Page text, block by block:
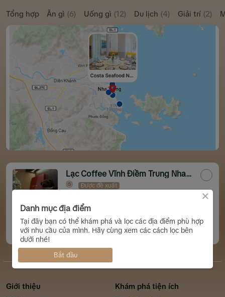
Tổng hợp Ăn gì (6) Uống gì (12) Du lịch (4) Giải trí (2)
Lạc Coffee Vĩnh Điềm Trung Nha
TrangĐược đề xuất
Trang
Chỉ đường Tiktok 5
…
Giới thiệu Khám phá tiện ích
×
Danh mục địa điểm
Tại đây bạn có thể khám phá và lọc các địa điểm phù hợp
với nhu cầu của mình. Hãy cùng xem các cách lọc bên
dưới nhé!
Bắt đầu